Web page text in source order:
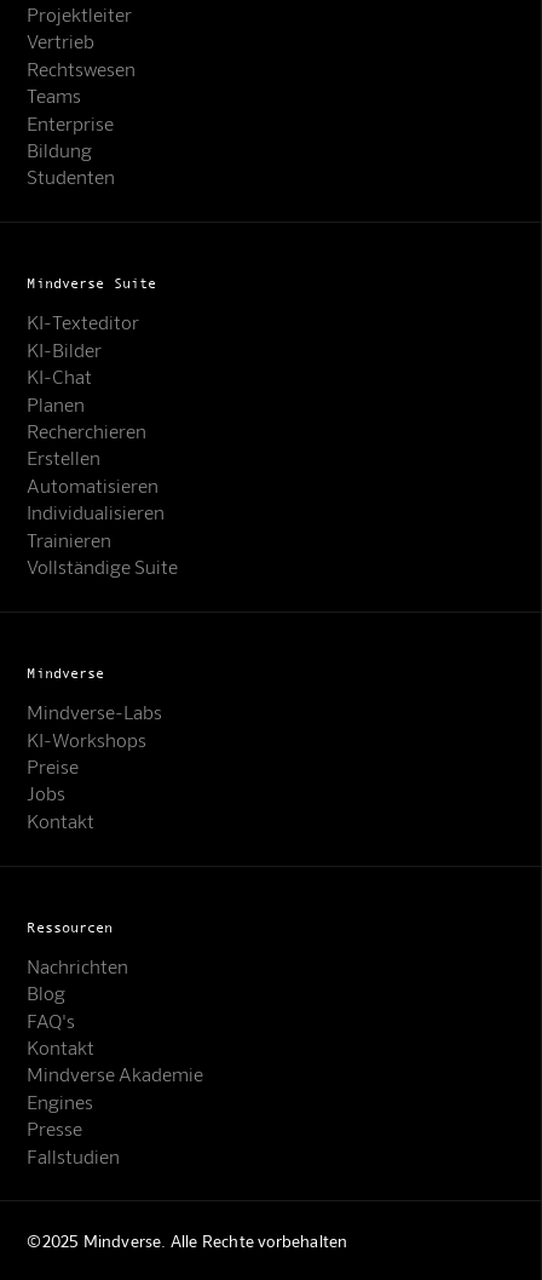
Online · KI-Assistent
Mindverse
Projektleiter
Vertrieb
Rechtswesen
Teams
Enterprise
Bildung
Studenten
Mindverse Suite
KI-Texteditor
KI-Bilder
KI-Chat
Planen
Recherchieren
Erstellen
Automatisieren
Individualisieren
Trainieren
Vollständige Suite
Mindverse
Mindverse-Labs
KI-Workshops
Preise
Jobs
Kontakt
Ressourcen
Nachrichten
Blog
FAQ's
Kontakt
Mindverse Akademie
Engines
Presse
Fallstudien
©2025 Mindverse. Alle Rechte vorbehalten